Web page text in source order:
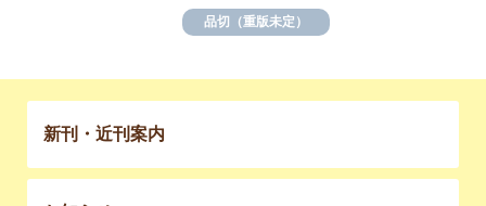
品切（重版未定）
新刊・近刊案内